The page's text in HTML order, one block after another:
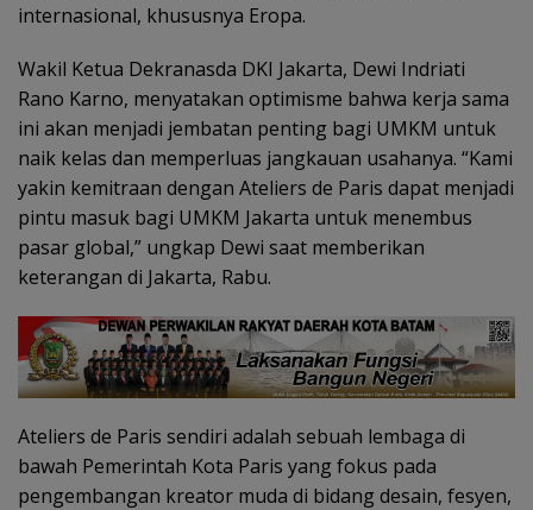
internasional, khususnya Eropa.
Wakil Ketua Dekranasda DKI Jakarta, Dewi Indriati
Rano Karno, menyatakan optimisme bahwa kerja sama
ini akan menjadi jembatan penting bagi UMKM untuk
naik kelas dan memperluas jangkauan usahanya. “Kami
yakin kemitraan dengan Ateliers de Paris dapat menjadi
pintu masuk bagi UMKM Jakarta untuk menembus
pasar global,” ungkap Dewi saat memberikan
keterangan di Jakarta, Rabu.
Ateliers de Paris sendiri adalah sebuah lembaga di
bawah Pemerintah Kota Paris yang fokus pada
pengembangan kreator muda di bidang desain, fesyen,